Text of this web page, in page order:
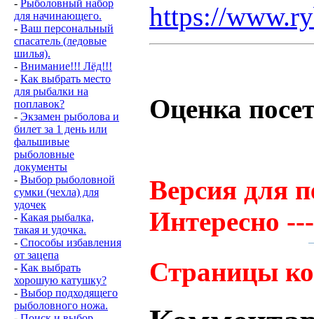
- Рыболовный набор
для начинающего.
- Ваш персональный
спасатель (ледовые
шилья).
- Внимание!!! Лёд!!!
- Как выбрать место
для рыбалки на
поплавок?
- Экзамен рыболова и
билет за 1 день или
фальшивые
рыболовные
документы
- Выбор рыболовной
сумки (чехла) для
удочек
- Какая рыбалка,
такая и удочка.
- Способы избавления
от зацепа
- Как выбрать
хорошую катушку?
- Выбор подходящего
рыболовного ножа.
https://
Оценка
Версия для
Интересно
Страницы